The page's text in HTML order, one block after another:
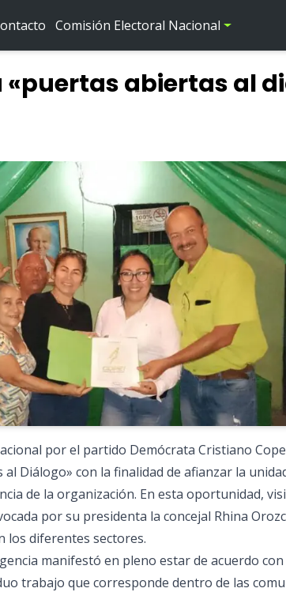
Comisión Electoral Nacional
abiertas al
por el partido Demócrata Cristiano
Diálogo» con la finalidad de afianzar la
de la organización. En esta oportunidad,
por su presidenta la concejal Rhina
los diferentes sectores.
manifestó en pleno estar de acuerdo
trabajo que corresponde dentro de las